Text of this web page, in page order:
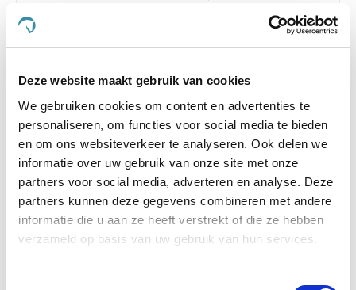
Deze website maakt gebruik van cookies
We gebruiken cookies om content en advertenties te
personaliseren, om functies voor social media te bieden
en om ons websiteverkeer te analyseren. Ook delen we
informatie over uw gebruik van onze site met onze
partners voor social media, adverteren en analyse. Deze
partners kunnen deze gegevens combineren met andere
informatie die u aan ze heeft verstrekt of die ze hebben
verzameld op basis van uw gebruik van hun services.